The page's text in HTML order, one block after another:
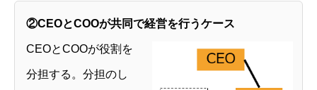
②CEOとCOOが共同で経営を行うケース
CEOとCOOが役割を
分担する。分担のし